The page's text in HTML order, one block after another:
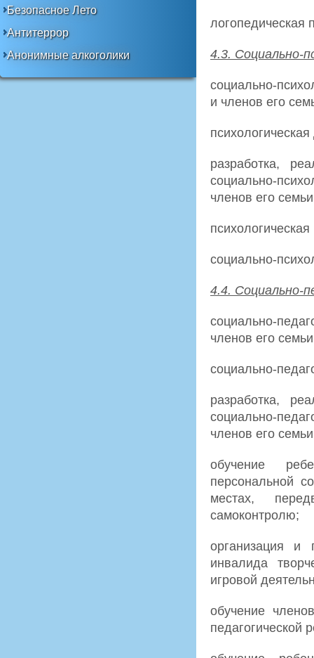
логопедическая
4.3. Социально-
социально-
и членов его
разработка,
социально-
членов его
социально-
4.4. Социально-
социально-
членов его
социально-
разработка,
социально-
членов его
обучение
персональной
местах,
самоконтролю;
организация и
инвалида
игровой
обучение
педагогической
Безопасное Лето
Антитеррор
Анонимные алкоголики